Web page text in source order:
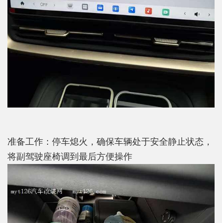
准备工作：停车熄火，确保车辆处于安全静止状态，
将副驾驶座椅调到最后方便操作